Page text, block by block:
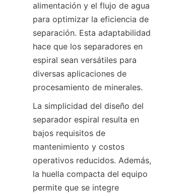
alimentación y el flujo de agua
para optimizar la eficiencia de
separación. Esta adaptabilidad
hace que los separadores en
espiral sean versátiles para
diversas aplicaciones de
procesamiento de minerales.
La simplicidad del diseño del
separador espiral resulta en
bajos requisitos de
mantenimiento y costos
operativos reducidos. Además,
la huella compacta del equipo
permite que se integre